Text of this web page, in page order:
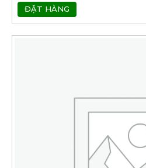
ĐẶT HÀNG